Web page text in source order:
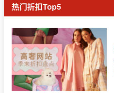
热门折扣Top5